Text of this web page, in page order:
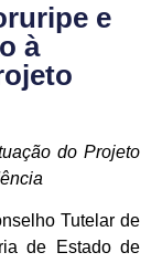
e
à
do Projeto
Tutelar de
de Estado de